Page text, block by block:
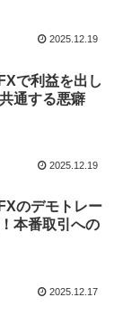
2025.12.19
で利益を出し
通する悪癖
2025.12.19
のデモトレー
本番取引への
2025.12.17